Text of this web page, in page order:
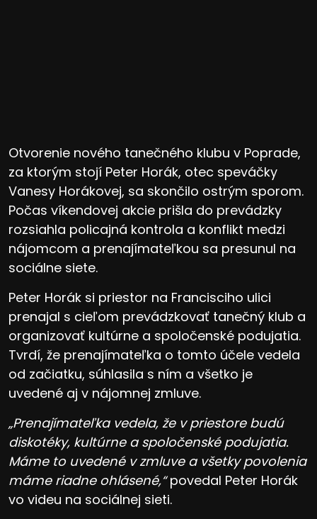
Otvorenie nového tanečného klubu v Poprade,
za ktorým stojí Peter Horák, otec speváčky
Vanesy Horákovej, sa skončilo ostrým sporom.
Počas víkendovej akcie prišla do prevádzky
rozsiahla policajná kontrola a konflikt medzi
nájomcom a prenajímateľkou sa presunul na
sociálne siete.
Peter Horák si priestor na Francisciho ulici
prenajal s cieľom prevádzkovať tanečný klub a
organizovať kultúrne a spoločenské podujatia.
Tvrdí, že prenajímateľka o tomto účele vedela
od začiatku, súhlasila s ním a všetko je
uvedené aj v nájomnej zmluve.
„Prenajímateľka vedela, že v priestore budú
diskotéky, kultúrne a spoločenské podujatia.
Máme to uvedené v zmluve a všetky povolenia
máme riadne ohlásené,“povedal Peter Horák
vo videu na sociálnej sieti.